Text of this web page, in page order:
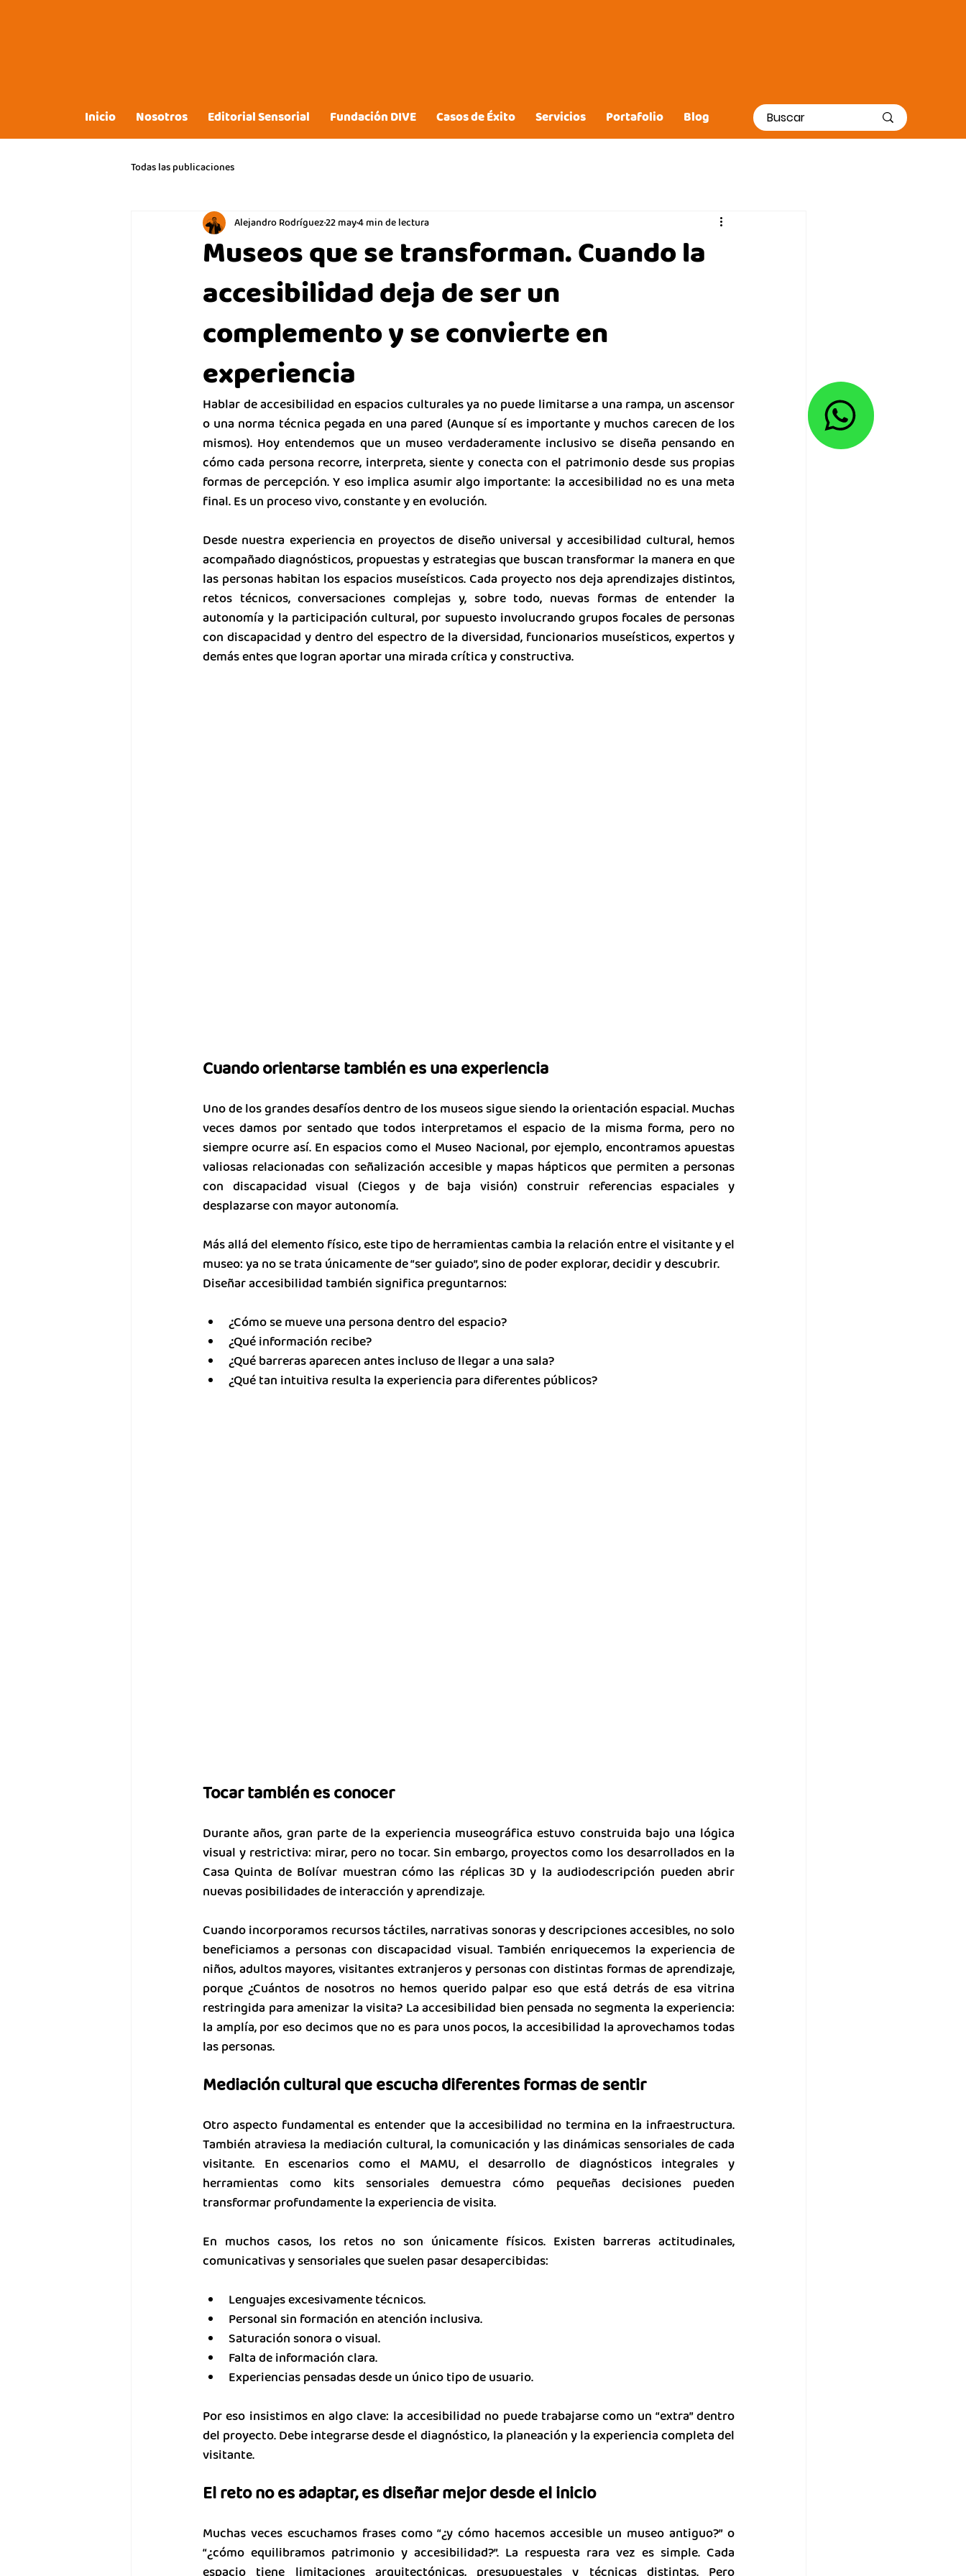
Inicio Nosotros Editorial Sensorial Fundación DIVE Casos de Éxito Servicios Portafolio Blog Contacto
Todas las publicaciones
Museos que se transforman. Cuando la
accesibilidad deja de ser un
complemento y se convierte en
experiencia
Alejandro Rodríguez22 may4 min de lectura
Hablar de accesibilidad en espacios culturales ya no puede limitarse a una rampa, un ascensor
o una norma técnica pegada en una pared (Aunque sí es importante y muchos carecen de los
mismos). Hoy entendemos que un museo verdaderamente inclusivo se diseña pensando en
cómo cada persona recorre, interpreta, siente y conecta con el patrimonio desde sus propias
formas de percepción. Y eso implica asumir algo importante: la accesibilidad no es una meta
final. Es un proceso vivo, constante y en evolución.
Desde nuestra experiencia en proyectos de diseño universal y accesibilidad cultural, hemos
acompañado diagnósticos, propuestas y estrategias que buscan transformar la manera en que
las personas habitan los espacios museísticos. Cada proyecto nos deja aprendizajes distintos,
retos técnicos, conversaciones complejas y, sobre todo, nuevas formas de entender la
autonomía y la participación cultural, por supuesto involucrando grupos focales de personas
con discapacidad y dentro del espectro de la diversidad, funcionarios museísticos, expertos y
demás entes que logran aportar una mirada crítica y constructiva.
Cuando orientarse también es una experiencia
Uno de los grandes desafíos dentro de los museos sigue siendo la orientación espacial. Muchas
veces damos por sentado que todos interpretamos el espacio de la misma forma, pero no
siempre ocurre así. En espacios como el Museo Nacional, por ejemplo, encontramos apuestas
valiosas relacionadas con señalización accesible y mapas hápticos que permiten a personas
con discapacidad visual (Ciegos y de baja visión) construir referencias espaciales y
desplazarse con mayor autonomía.
Más allá del elemento físico, este tipo de herramientas cambia la relación entre el visitante y el
museo: ya no se trata únicamente de “ser guiado”, sino de poder explorar, decidir y descubrir.
Diseñar accesibilidad también significa preguntarnos:
¿Cómo se mueve una persona dentro del espacio?
¿Qué información recibe?
¿Qué barreras aparecen antes incluso de llegar a una sala?
¿Qué tan intuitiva resulta la experiencia para diferentes públicos?
Tocar también es conocer
Durante años, gran parte de la experiencia museográfica estuvo construida bajo una lógica
visual y restrictiva: mirar, pero no tocar. Sin embargo, proyectos como los desarrollados en la
Casa Quinta de Bolívar muestran cómo las réplicas 3D y la audiodescripción pueden abrir
nuevas posibilidades de interacción y aprendizaje.
Cuando incorporamos recursos táctiles, narrativas sonoras y descripciones accesibles, no solo
beneficiamos a personas con discapacidad visual. También enriquecemos la experiencia de
niños, adultos mayores, visitantes extranjeros y personas con distintas formas de aprendizaje,
porque ¿Cuántos de nosotros no hemos querido palpar eso que está detrás de esa vitrina
restringida para amenizar la visita? La accesibilidad bien pensada no segmenta la experiencia:
la amplía, por eso decimos que no es para unos pocos, la accesibilidad la aprovechamos todas
las personas.
Mediación cultural que escucha diferentes formas de sentir
Otro aspecto fundamental es entender que la accesibilidad no termina en la infraestructura.
También atraviesa la mediación cultural, la comunicación y las dinámicas sensoriales de cada
visitante. En escenarios como el MAMU, el desarrollo de diagnósticos integrales y
herramientas como kits sensoriales demuestra cómo pequeñas decisiones pueden
transformar profundamente la experiencia de visita.
En muchos casos, los retos no son únicamente físicos. Existen barreras actitudinales,
comunicativas y sensoriales que suelen pasar desapercibidas:
Lenguajes excesivamente técnicos.
Personal sin formación en atención inclusiva.
Saturación sonora o visual.
Falta de información clara.
Experiencias pensadas desde un único tipo de usuario.
Por eso insistimos en algo clave: la accesibilidad no puede trabajarse como un “extra” dentro
del proyecto. Debe integrarse desde el diagnóstico, la planeación y la experiencia completa del
visitante.
El reto no es adaptar, es diseñar mejor desde el inicio
Muchas veces escuchamos frases como “¿y cómo hacemos accesible un museo antiguo?” o
“¿cómo equilibramos patrimonio y accesibilidad?”. La respuesta rara vez es simple. Cada